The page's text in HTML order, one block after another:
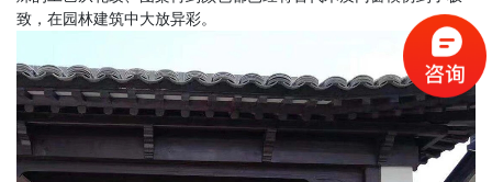
致，在园林建筑中大放异彩。